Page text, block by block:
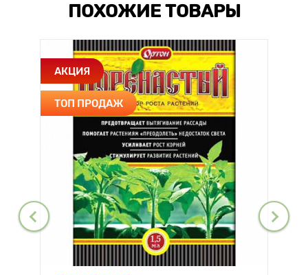
ПОХОЖИЕ ТОВАРЫ
АКЦИЯ
ТОП ПРОДАЖ